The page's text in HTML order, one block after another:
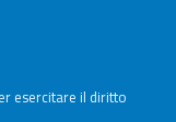
esercitare il diritto